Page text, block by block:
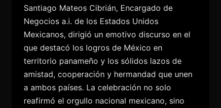
Santiago Mateos Cibrián, Encargado de
Negocios a.i. de los Estados Unidos
Mexicanos, dirigió un emotivo discurso en el
que destacó los logros de México en
territorio panameño y los sólidos lazos de
amistad, cooperación y hermandad que unen
a ambos países. La celebración no solo
reafirmó el orgullo nacional mexicano, sino